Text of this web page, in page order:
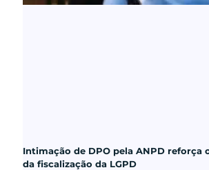
Intimação de DPO pela ANPD reforça
da fiscalização da LGPD